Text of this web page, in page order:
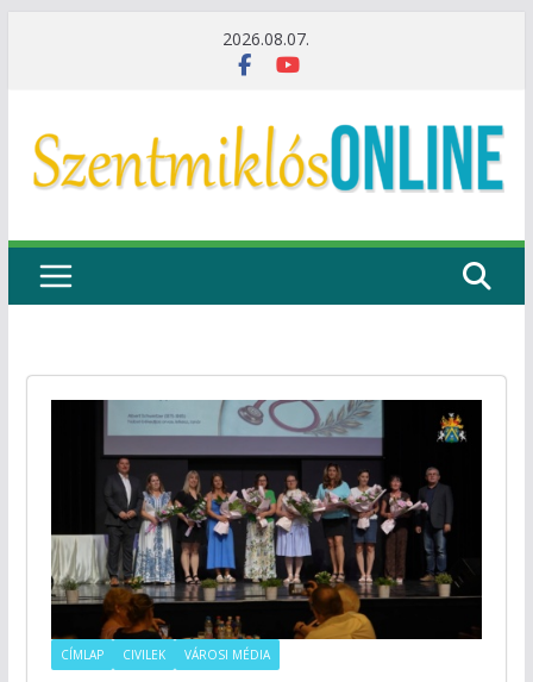
2026.08.07.
CÍMLAP CIVILEK VÁROSI MÉDIA